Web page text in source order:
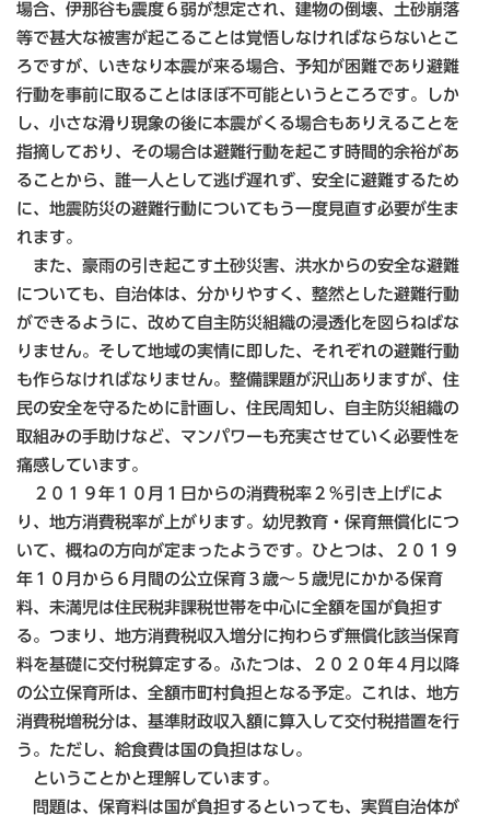
場合、伊那谷も震度６弱が想定され、建物の倒壊、土砂崩落
等で甚大な被害が起こることは覚悟しなければならないとこ
ろですが、いきなり本震が来る場合、予知が困難であり避難
行動を事前に取ることはほぼ不可能というところです。しか
し、小さな滑り現象の後に本震がくる場合もありえることを
指摘しており、その場合は避難行動を起こす時間的余裕があ
ることから、誰一人として逃げ遅れず、安全に避難するため
に、地震防災の避難行動についてもう一度見直す必要が生ま
れます。
また、豪雨の引き起こす土砂災害、洪水からの安全な避難
についても、自治体は、分かりやすく、整然とした避難行動
ができるように、改めて自主防災組織の浸透化を図らねばな
りません。そして地域の実情に即した、それぞれの避難行動
も作らなければなりません。整備課題が沢山ありますが、住
民の安全を守るために計画し、住民周知し、自主防災組織の
取組みの手助けなど、マンパワーも充実させていく必要性を
痛感しています。
２０１９年１０月１日からの消費税率２％引き上げによ
り、地方消費税率が上がります。幼児教育・保育無償化につ
いて、概ねの方向が定まったようです。ひとつは、２０１９
年１０月から６月間の公立保育３歳～５歳児にかかる保育
料、未満児は住民税非課税世帯を中心に全額を国が負担す
る。つまり、地方消費税収入増分に拘わらず無償化該当保育
料を基礎に交付税算定する。ふたつは、２０２０年４月以降
の公立保育所は、全額市町村負担となる予定。これは、地方
消費税増税分は、基準財政収入額に算入して交付税措置を行
う。ただし、給食費は国の負担はなし。
ということかと理解しています。
問題は、保育料は国が負担するといっても、実質自治体が